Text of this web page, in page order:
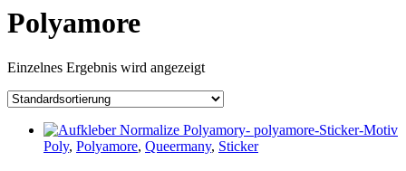
Polyamore
Einzelnes Ergebnis wird angezeigt
Poly, Polyamore, Queermany, Sticker